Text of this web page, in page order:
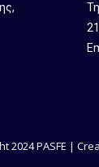
2024 PASFE |